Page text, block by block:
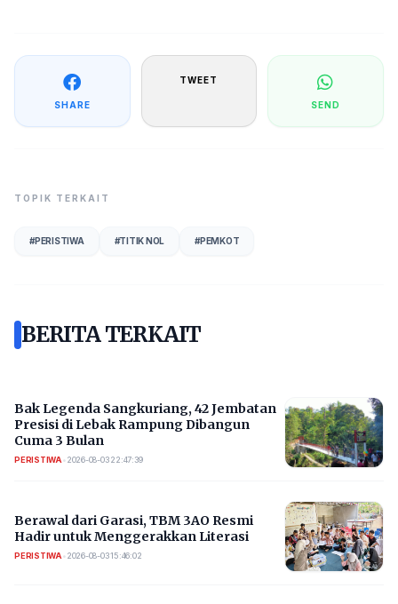
SHARE
TWEET
SEND
TOPIK TERKAIT
#PERISTIWA #TITIK NOL #PEMKOT
BERITA TERKAIT
Bak Legenda Sangkuriang, 42 Jembatan
Presisi di Lebak Rampung Dibangun
Cuma 3 Bulan
PERISTIWA• 2026-08-03 22:47:39
Berawal dari Garasi, TBM 3AO Resmi
Hadir untuk Menggerakkan Literasi
PERISTIWA• 2026-08-03 15:46:02